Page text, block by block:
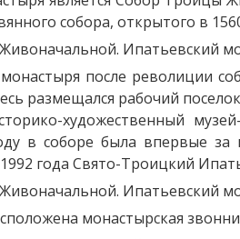
собора, открытого в
после револиции
размещался рабочий
художественный
в соборе была впервые за
года Свято-Троицкий
монастырская